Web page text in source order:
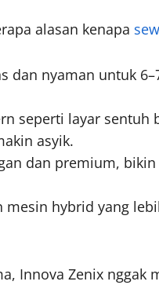
alasan kenapa
dan nyaman untuk
seperti layar sentuh
asyik.
dan premium,
mesin hybrid yang
Innova Zenix